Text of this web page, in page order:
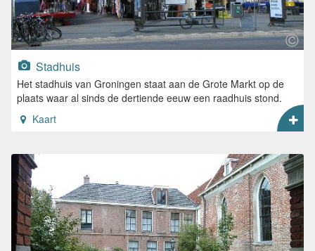
Stadhuis
Het stadhuis van Groningen staat aan de Grote Markt op de
plaats waar al sinds de dertiende eeuw een raadhuis stond.
Kaart